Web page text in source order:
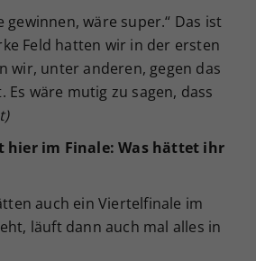
wäre super.“ Das ist
Feld hatten wir in der ersten
wir, unter anderen, gegen das
wäre mutig zu sagen, dass
hier im Finale: Was hättet ihr
auch ein Viertelfinale im
läuft dann auch mal alles in